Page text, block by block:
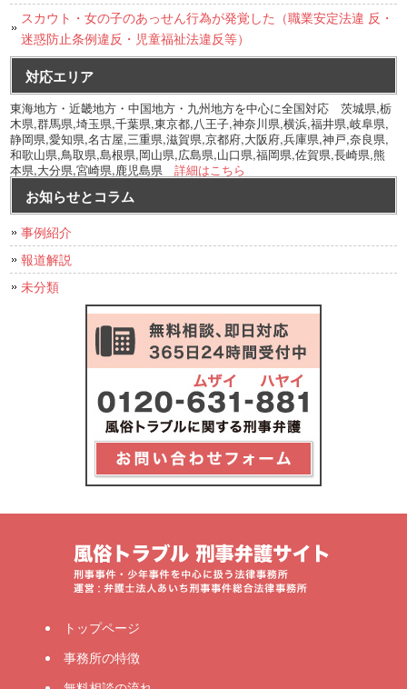
スカウト・女の子のあっせん行為が発覚した（職業安定法違 反・
迷惑防止条例違反・児童福祉法違反等）
対応エリア
東海地方・近畿地方・中国地方・九州地方を中心に全国対応 茨城県,栃
木県,群馬県,埼玉県,千葉県,東京都,八王子,神奈川県,横浜,福井県,岐阜県,
静岡県,愛知県,名古屋,三重県,滋賀県,京都府,大阪府,兵庫県,神戸,奈良県,
和歌山県,鳥取県,島根県,岡山県,広島県,山口県,福岡県,佐賀県,長崎県,熊
本県,大分県,宮崎県,鹿児島県詳細はこちら
お知らせとコラム
事例紹介
報道解説
未分類
トップページ
事務所の特徴